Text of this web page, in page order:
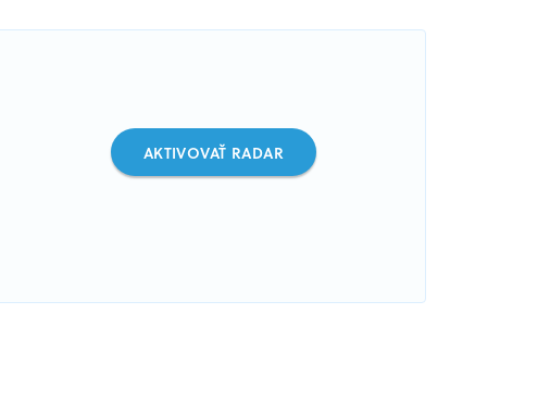
AKTIVOVAŤ RADAR